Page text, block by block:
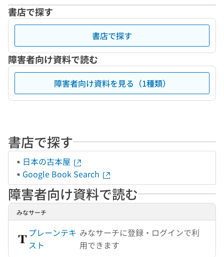
書店で探す
書店で探す
障害者向け資料で読む
障害者向け資料を見る（1種類）
書店で探す
日本の古本屋
Google Book Search
障害者向け資料で読む
みなサーチ
プレーンテキ
スト
みなサーチに登録・ログインで利
用できます